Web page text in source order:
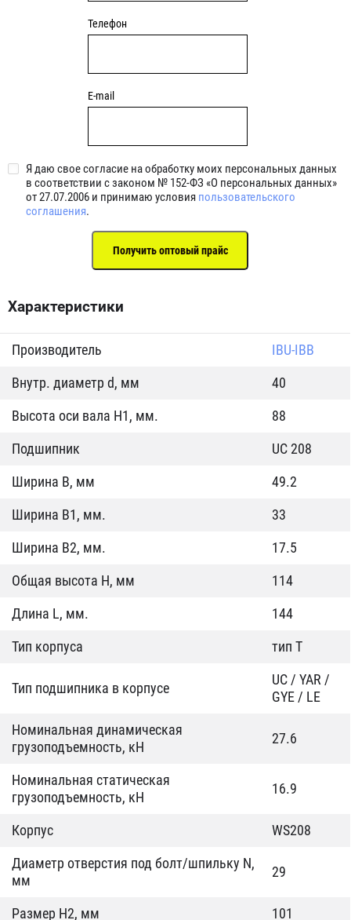
Телефон
E-mail
Я даю свое согласие на обработку моих персональных данных
в соответствии с законом № 152-ФЗ «О персональных данных»
от 27.07.2006 и принимаю условия пользовательского
соглашения.
Характеристики
Производитель
IBU-IBB
Внутр. диаметр d, мм
40
Высота оси вала H1, мм.
88
Подшипник
UC 208
Ширина B, мм
49.2
Ширина B1, мм.
33
Ширина B2, мм.
17.5
Общая высота H, мм
114
Длина L, мм.
144
Тип корпуса
тип T
Тип подшипника в корпусе
UC / YAR /
GYE / LE
Номинальная динамическая
грузоподъемность, кН
27.6
Номинальная статическая
грузоподъемность, кН
16.9
Корпус
WS208
Диаметр отверстия под болт/шпильку N,
мм
29
Размер Н2, мм 101